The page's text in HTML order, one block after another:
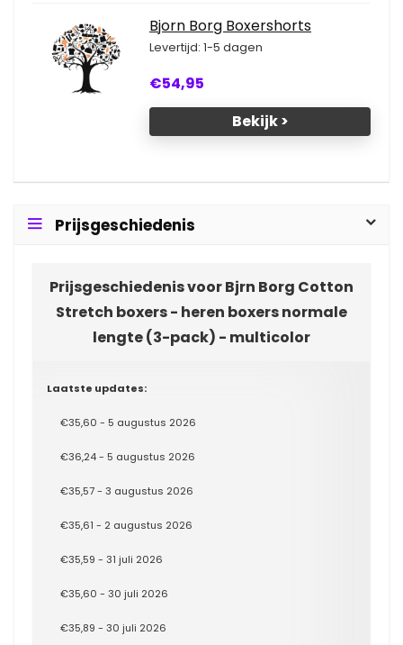
Bjorn Borg Boxershorts
Levertijd: 1-5 dagen
€54,95
Bekijk >
Prijsgeschiedenis
Prijsgeschiedenis voor Bjrn Borg Cotton
Stretch boxers - heren boxers normale
lengte (3-pack) - multicolor
Laatste updates:
€35,60 - 5 augustus 2026
€36,24 - 5 augustus 2026
€35,57 - 3 augustus 2026
€35,61 - 2 augustus 2026
€35,59 - 31 juli 2026
€35,60 - 30 juli 2026
€35,89 - 30 juli 2026